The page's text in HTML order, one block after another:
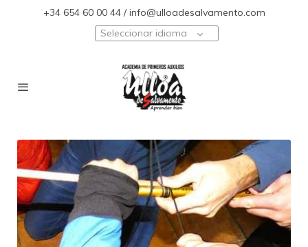
+34 654 60 00 44 / info@ulloadesalvamento.com
Seleccionar idioma